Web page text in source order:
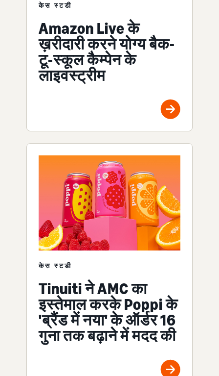
केस स्टडी
Amazon Live के
ख़रीदारी करने योग्य बैक-
टू-स्कूल कैम्पेन के
लाइवस्ट्रीम
केस स्टडी
Tinuiti ने AMC का
इस्तेमाल करके Poppi के
'ब्रैंड में नया' के ऑर्डर 16
गुना तक बढ़ाने में मदद की